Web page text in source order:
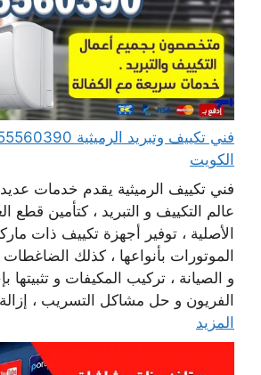
الكويت
فني تكييف الرميثية يقدم خدمات
عالم التكييف و التبريد ، كتأمين قطع
الأصلية ، توفير أجهزة تكييف ذات
الموتورات بأنواعها ، كذلك
و الصيانة ، تركيب المكيفات و تثبيتها
الفريون و حل مشاكل التسريب ،
المزيد